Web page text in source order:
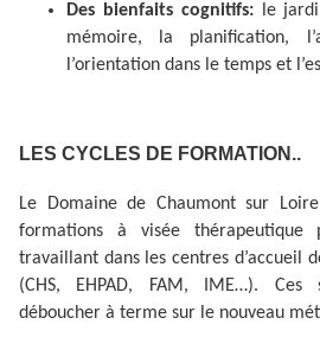
Des bienfaits cognitifs:le
mémoire, la planification,
l’orientation dans le temps et
LES CYCLES DE FORMATION..
Le Domaine de Chaumont sur
formations à visée thérapeutique
travaillant dans les centres d’accueil
(CHS, EHPAD, FAM, IME…).
déboucher à terme sur le nouveau